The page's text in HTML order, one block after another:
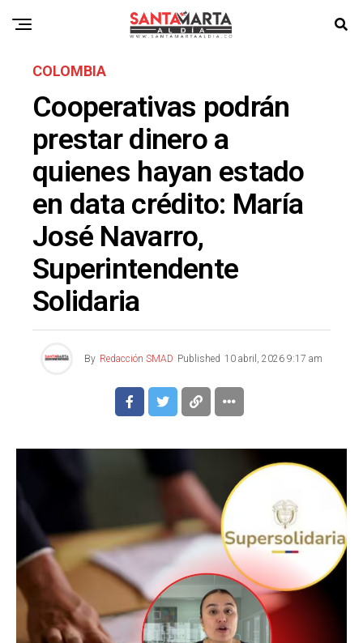
COLOMBIA
Cooperativas podrán
prestar dinero a
quienes hayan estado
en data crédito: María
José Navarro,
Superintendente
Solidaria
By Redacción SMAD Published 10 abril, 2026 9:17 am